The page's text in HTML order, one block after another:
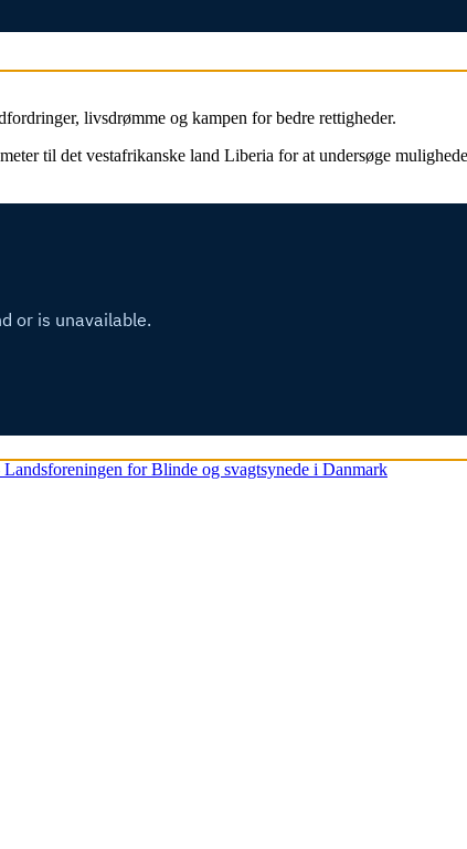
livsdrømme og kampen for bedre rettigheder.
til det vestafrikanske land Liberia for at undersøge